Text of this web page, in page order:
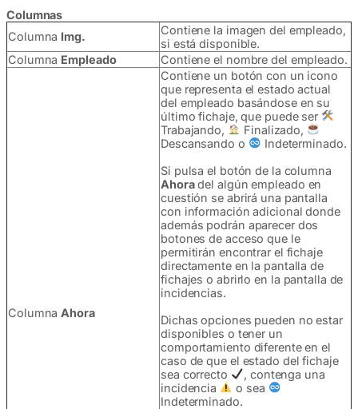
Columnas
Columna Img.
Contiene la imagen del empleado,
si está disponible.
Columna Empleado Contiene el nombre del empleado.
ColumnaAhora
Contiene un botón con un icono
que representa el estado actual
del empleado basándose en su
último fichaje, que puede ser
Trabajando,
Finalizado,
Descansando o
Indeterminado.
Si pulsa el botón de la columna
Ahoradel algún empleado en
cuestión se abrirá una pantalla
con información adicional donde
además podrán aparecer dos
botones de acceso que le
permitirán encontrar el fichaje
directamente en la pantalla de
fichajes o abrirlo en la pantalla de
incidencias.
Dichas opciones pueden no estar
disponibles o tener un
comportamiento diferente en el
caso de que el estado del fichaje
sea correcto
, contenga una
incidencia
o sea
Indeterminado.